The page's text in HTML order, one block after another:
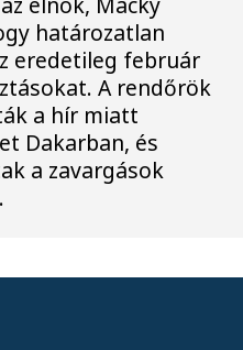
határozatlan
eredetileg február
A rendőrök
a hír miatt
Dakarban, és
a zavargások